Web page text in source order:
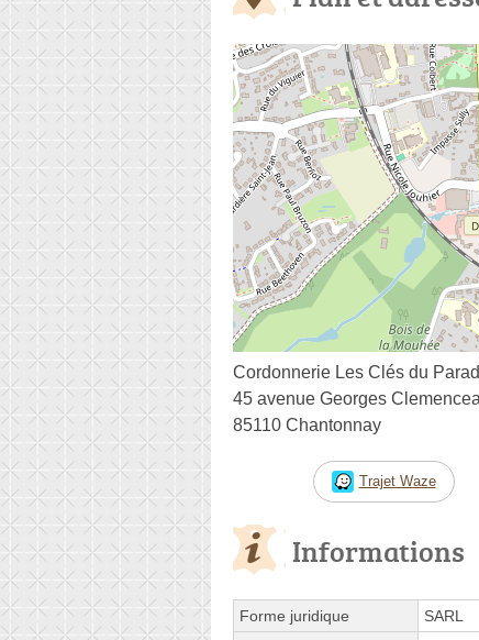
Cordonnerie Les Clés du
45 avenue Georges
85110 Chantonnay
Trajet Waze
Informations
Forme juridique
SARL